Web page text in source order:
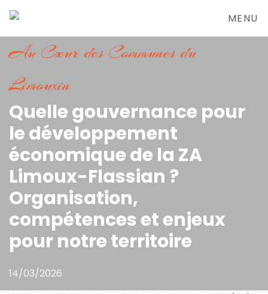
MENU
Au Cœur des Communes du
Limouxin
Quelle gouvernance pour
le développement
économique de la ZA
Limoux-Flassian ?
Organisation,
compétences et enjeux
pour notre territoire
14/03/2026